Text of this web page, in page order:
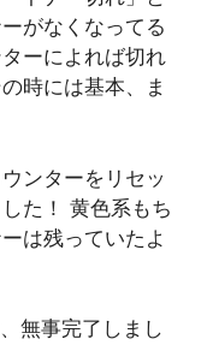
がなくなってる
ーによれば切れ
時には基本、ま
ンターをリセッ
た！ 黄色系もち
は残っていたよ
無事完了しまし